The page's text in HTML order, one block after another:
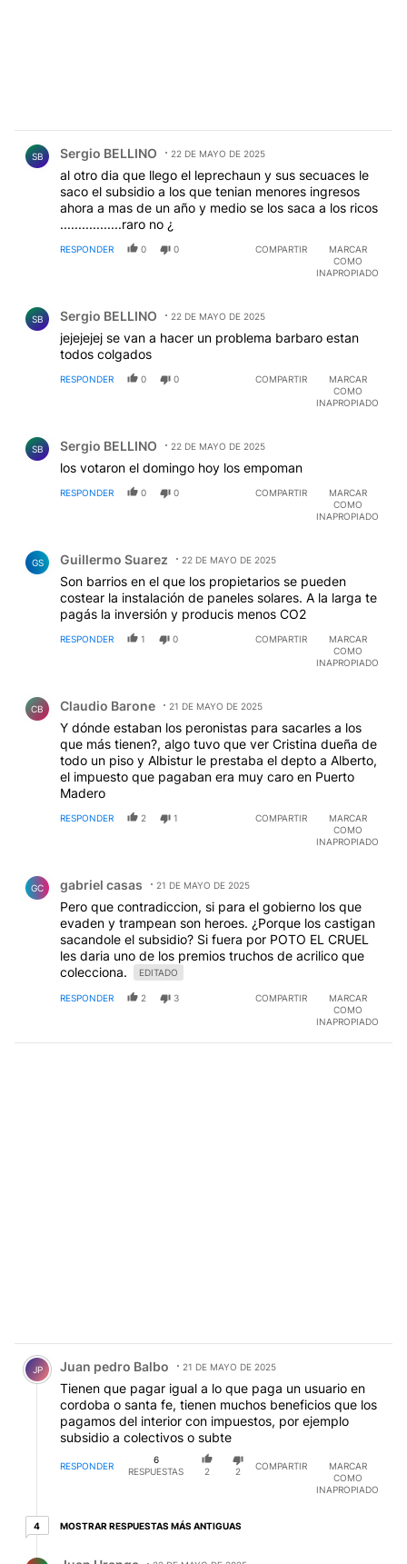
SB Sergio BELLINO 22 DE MAYO DE 2025
al otro dia que llego el leprechaun y sus secuaces le
saco el subsidio a los que tenian menores ingresos
ahora a mas de un año y medio se los saca a los ricos
.................raro no ¿
RESPONDER 0 0 COMPARTIR
MARCAR
COMO
INAPROPIADO
SB Sergio BELLINO 22 DE MAYO DE 2025
jejejejej se van a hacer un problema barbaro estan
todos colgados
RESPONDER 0 0 COMPARTIR
MARCAR
COMO
INAPROPIADO
SB Sergio BELLINO 22 DE MAYO DE 2025
los votaron el domingo hoy los empoman
RESPONDER 0 0 COMPARTIR
MARCAR
COMO
INAPROPIADO
GS Guillermo Suarez 22 DE MAYO DE 2025
Son barrios en el que los propietarios se pueden
costear la instalación de paneles solares. A la larga te
pagás la inversión y producis menos CO2
RESPONDER 1 0 COMPARTIR
MARCAR
COMO
INAPROPIADO
CB Claudio Barone 21 DE MAYO DE 2025
Y dónde estaban los peronistas para sacarles a los
que más tienen?, algo tuvo que ver Cristina dueña de
todo un piso y Albistur le prestaba el depto a Alberto,
el impuesto que pagaban era muy caro en Puerto
Madero
RESPONDER 2 1 COMPARTIR
MARCAR
COMO
INAPROPIADO
GC gabriel casas 21 DE MAYO DE 2025
Pero que contradiccion, si para el gobierno los que
evaden y trampean son heroes. ¿Porque los castigan
sacandole el subsidio? Si fuera por POTO EL CRUEL
les daria uno de los premios truchos de acrilico que
colecciona.
EDITADO
RESPONDER 2 3 COMPARTIR
MARCAR
COMO
INAPROPIADO
Comentario de Juan pedro Balbo.
JP Juan pedro Balbo 21 DE MAYO DE 2025
Tienen que pagar igual a lo que paga un usuario en
cordoba o santa fe, tienen muchos beneficios que los
pagamos del interior con impuestos, por ejemplo
subsidio a colectivos o subte
RESPONDER
6
RESPUESTAS
2 2
COMPARTIR
MARCAR
COMO
INAPROPIADO
44 respuestas más antiguas
MOSTRAR RESPUESTAS MÁS ANTIGUAS